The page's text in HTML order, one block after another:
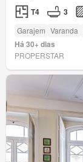
T4 3
Garajem Varanda
Há 30+ dias
PROPERSTAR